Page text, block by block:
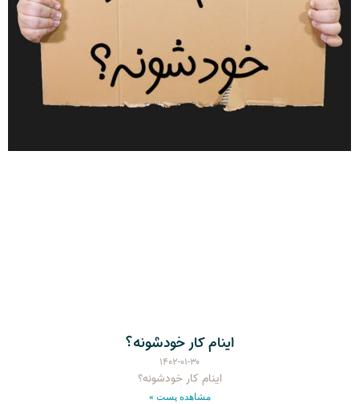
اینام کار خودشونه؟
۱۴۰۲-۰۱-۳۰
اینام کار خودشونه؟
مشاهده پست »